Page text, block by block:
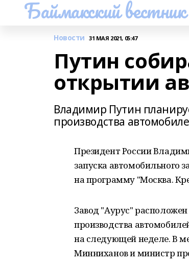
Баймакский вестник
Новости 31 МАЯ 2021, 05:47
Путин
открытии
Владимир Путин
производства
Президент России
запуска автомобильного
на программу "Москва.
Завод "Аурус" расположен
производства
на следующей неделе. В
Минниханов и министр